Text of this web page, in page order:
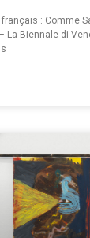
: Comme
La Biennale di